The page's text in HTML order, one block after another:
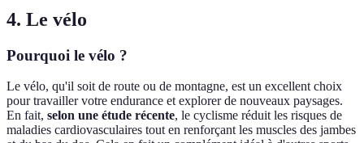
4. Le vélo
Pourquoi le vélo ?
Le vélo, qu'il soit de route ou de montagne, est un excellent choix
pour travailler votre endurance et explorer de nouveaux paysages.
En fait, selon une étude récente, le cyclisme réduit les risques de
maladies cardiovasculaires tout en renforçant les muscles des jambes